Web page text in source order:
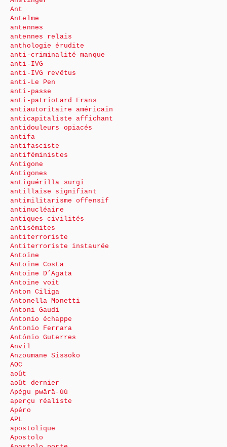
Ant
Antelme
antennes
antennes relais
anthologie érudite
anti-criminalité manque
anti-IVG
anti-IVG revêtus
anti-Le Pen
anti-passe
anti-patriotard Frans
antiautoritaire américain
anticapitaliste affichant
antidouleurs opiacés
antifa
antifasciste
antiféministes
Antigone
Antigones
antiguérilla surgi
antillaise signifiant
antimilitarisme offensif
antinucléaire
antiques civilités
antisémites
antiterroriste
Antiterroriste instaurée
Antoine
Antoine Costa
Antoine D’Agata
Antoine voit
Anton Ciliga
Antonella Monetti
Antoni Gaudi
Antonio échappe
Antonio Ferrara
António Guterres
Anvil
Anzoumane Sissoko
AOC
août
août dernier
Apégu pwärä-ùù
aperçu réaliste
Apéro
APL
apostolique
Apostolo